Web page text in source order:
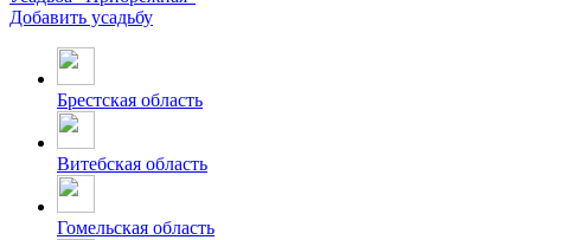
Добавить усадьбу
Брестская область
Витебская область
Гомельская область